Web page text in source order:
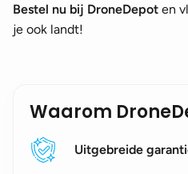
Bestel nu bij DroneDepot en
je ook landt!
Waarom
Uitgebreide